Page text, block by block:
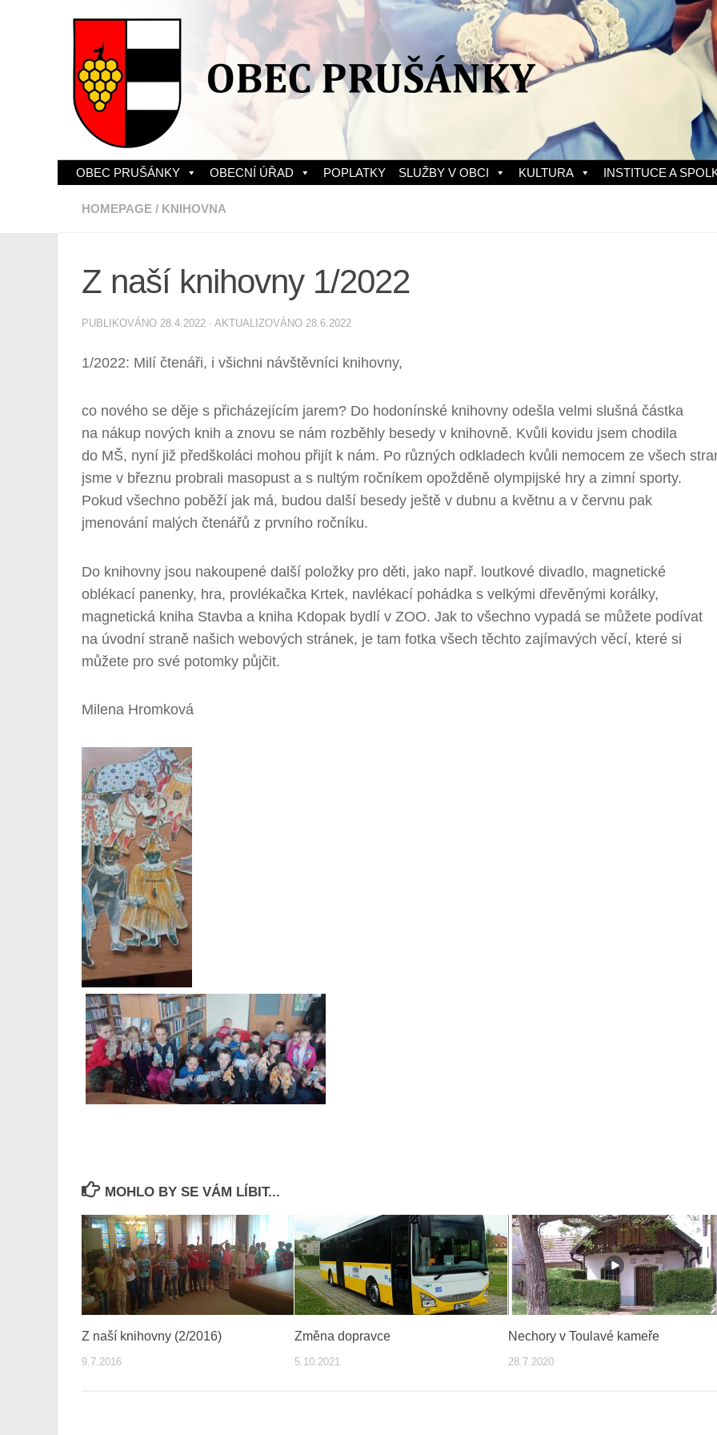
Skip to content
OBEC PRUŠÁNKY OBECNÍ ÚŘAD POPLATKY SLUŽBY V OBCI KULTURA INSTITUCE A
HOMEPAGE / KNIHOVNA
Z naší knihovny 1/2022
PUBLIKOVÁNO 28.4.2022 · AKTUALIZOVÁNO 28.6.2022
1/2022: Milí čtenáři, i všichni návštěvníci knihovny,
co nového se děje s přicházejícím jarem? Do hodonínské knihovny odešla velmi slušná částka
na nákup nových knih a znovu se nám rozběhly besedy v knihovně. Kvůli kovidu jsem chodila
do MŠ, nyní již předškoláci mohou přijít k nám. Po různých odkladech kvůli nemocem ze všech
jsme v březnu probrali masopust a s nultým ročníkem opožděně olympijské hry a zimní sporty.
Pokud všechno poběží jak má, budou další besedy ještě v dubnu a květnu a v červnu pak
jmenování malých čtenářů z prvního ročníku.
Do knihovny jsou nakoupené další položky pro děti, jako např. loutkové divadlo, magnetické
oblékací panenky, hra, provlékačka Krtek, navlékací pohádka s velkými dřevěnými korálky,
magnetická kniha Stavba a kniha Kdopak bydlí v ZOO. Jak to všechno vypadá se můžete podívat
na úvodní straně našich webových stránek, je tam fotka všech těchto zajímavých věcí, které si
můžete pro své potomky půjčit.
Milena Hromková
MOHLO BY SE VÁM LÍBIT...
Z naší knihovny (2/2016)
9.7.2016
Změna dopravce
5.10.2021
Nechory v Toulavé kameře
28.7.2020